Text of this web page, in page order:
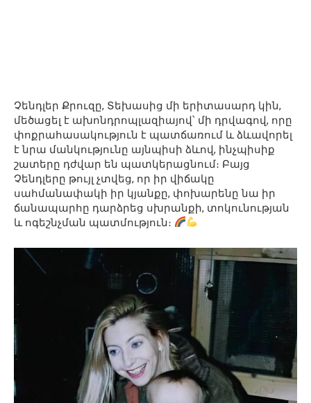
Չենդլեր Քրուզը, Տեխասից մի երիտասարդ կին,
մեծացել է ախոնդրոպլազիայով՝ մի դրվագով, որը
փոքրահասակություն է պատճառում և ձևավորել
է նրա մանկությունը այնպիսի ձևով, ինչպիսիք
շատերը դժվար են պատկերացնում։ Բայց
Չենդլերը թույլ չտվեց, որ իր վիճակը
սահմանափակի իր կյանքը, փոխարենը նա իր
ճանապարհը դարձրեց սխրանքի, տոկունության
և ոգեշնչման պատմություն։